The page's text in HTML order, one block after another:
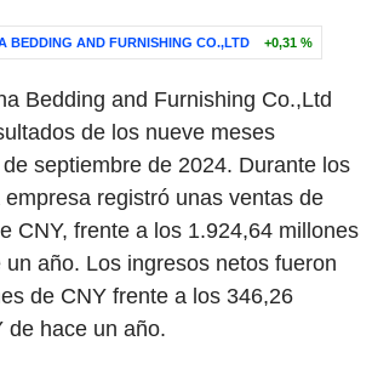
BEDDING AND FURNISHING CO.,LTD +0,31 %
Bedding and Furnishing Co.,Ltd
de los nueve meses
septiembre de 2024. Durante los
registró unas ventas de
CNY, frente a los 1.924,64 millones
año. Los ingresos netos fueron
de CNY frente a los 346,26
de hace un año.